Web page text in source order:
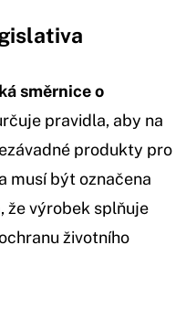
směrnice o
pravidla, aby na
produkty pro
musí být označena
že výrobek splňuje
životního